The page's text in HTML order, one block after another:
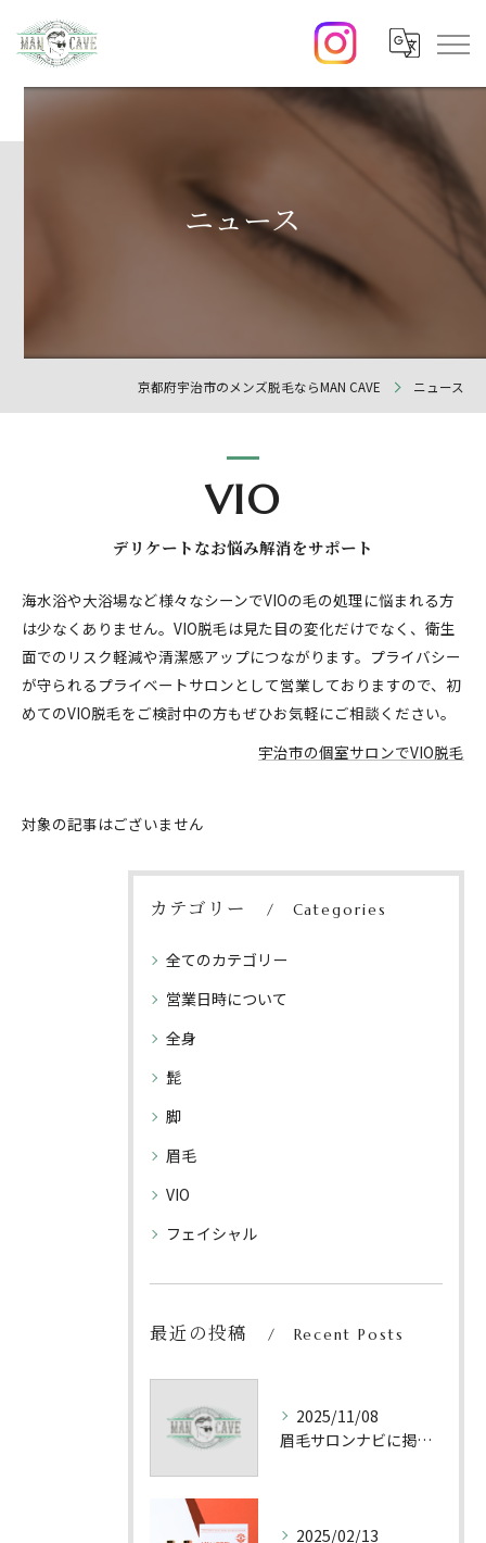
ニュース
京都府宇治市のメンズ脱毛ならMAN CAVE ニュース
VIO
デリケートなお悩み解消をサポート
海水浴や大浴場など様々なシーンでVIOの毛の処理に悩まれる方
は少なくありません。VIO脱毛は見た目の変化だけでなく、衛生
面でのリスク軽減や清潔感アップにつながります。プライバシー
が守られるプライベートサロンとして営業しておりますので、初
めてのVIO脱毛をご検討中の方もぜひお気軽にご相談ください。
宇治市の個室サロンでVIO脱毛
対象の記事はございません
カテゴリー Categories
全てのカテゴリー
営業日時について
全身
髭
脚
眉毛
VIO
フェイシャル
最近の投稿 Recent Posts
2025/11/08
眉毛サロンナビに掲載されました！
2025/02/13